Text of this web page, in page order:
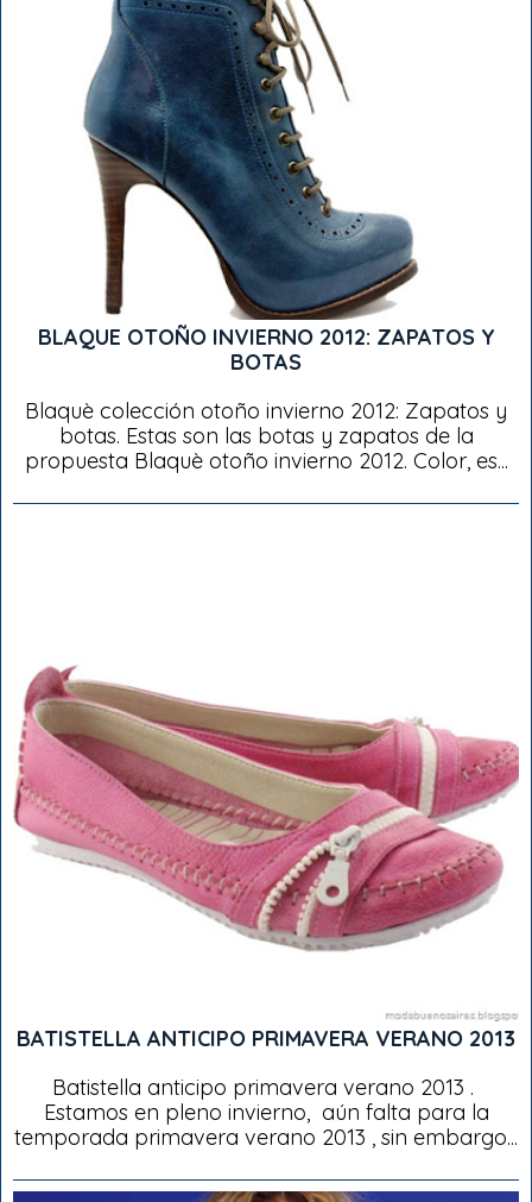
BLAQUE OTOÑO INVIERNO 2012: ZAPATOS Y
BOTAS
Blaquè colección otoño invierno 2012: Zapatos y
botas. Estas son las botas y zapatos de la
propuesta Blaquè otoño invierno 2012. Color, es...
BATISTELLA ANTICIPO PRIMAVERA VERANO 2013
Batistella anticipo primavera verano 2013 .
Estamos en pleno invierno, aún falta para la
temporada primavera verano 2013 , sin embargo...